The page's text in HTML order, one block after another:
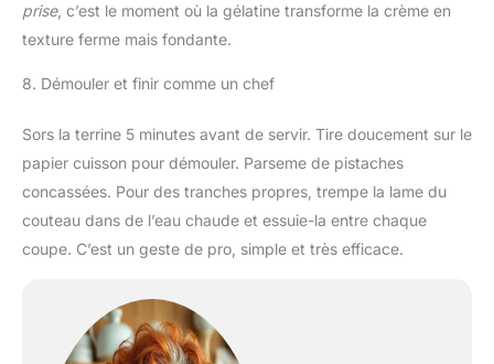
prise, c’est le moment où la gélatine transforme la crème en
texture ferme mais fondante.
8. Démouler et finir comme un chef
Sors la terrine 5 minutes avant de servir. Tire doucement sur le
papier cuisson pour démouler. Parseme de pistaches
concassées. Pour des tranches propres, trempe la lame du
couteau dans de l’eau chaude et essuie-la entre chaque
coupe. C’est un geste de pro, simple et très efficace.